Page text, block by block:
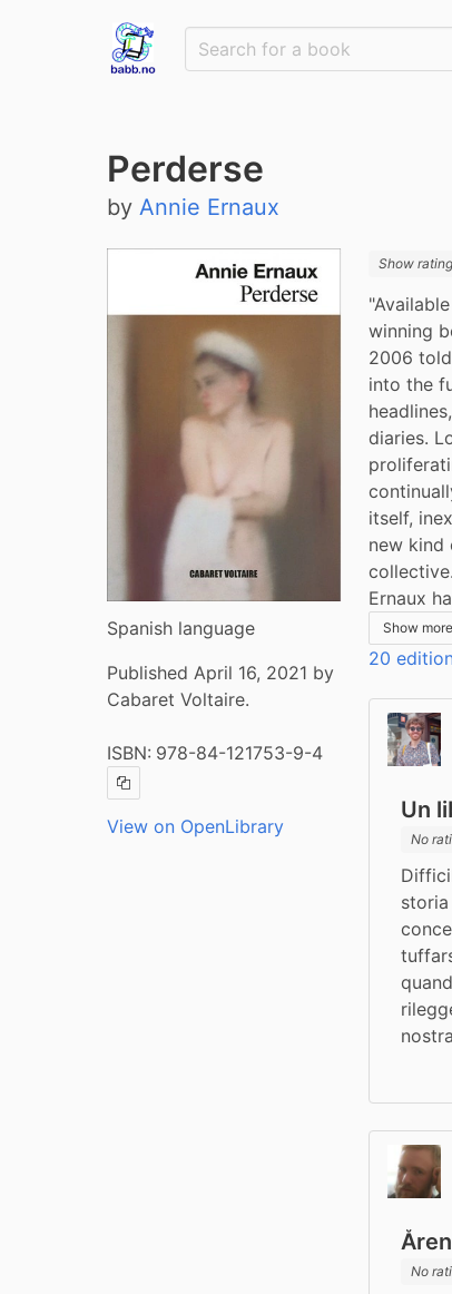
Perderse
by Annie Ernaux
Spanish language
Published April 16, 2021 by
Cabaret Voltaire.
ISBN: 978-84-121753-9-4
Copy ISBN
View on OpenLibrary
Show rating
winning
2006
into the
diaries.
itself,
new kind
Ernaux
Show more
20
Un
No
No